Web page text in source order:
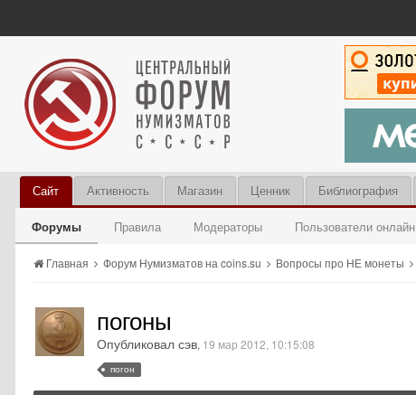
Сайт
Форумы Правила Модераторы Пользователи онлайн
Активность Магазин Ценник Библиография
Главная Форум Нумизматов на coins.su Вопросы про НЕ монеты
погоны
Опубликовал сэв, 19 мар 2012, 10:15:08
погон